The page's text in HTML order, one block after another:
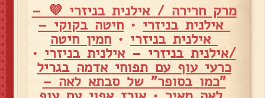
מרק חרירה / אילנית בניזרי 💜 –
אילנית בניזרי • חיטה בקוקי –
אילנית בניזרי• חמין חיטה
/אילנית בניזרי – אילנית בניזרי •
כרעי עוף עם תפוחי אדמה בגריל
"כמו בסופר" של סבתא לאה –